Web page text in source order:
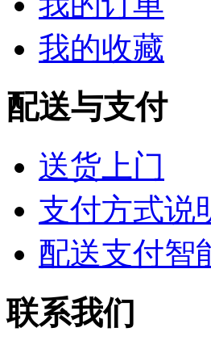
我的收藏
配送与支付
送货上门
支付方式说
配送支付智
联系我们